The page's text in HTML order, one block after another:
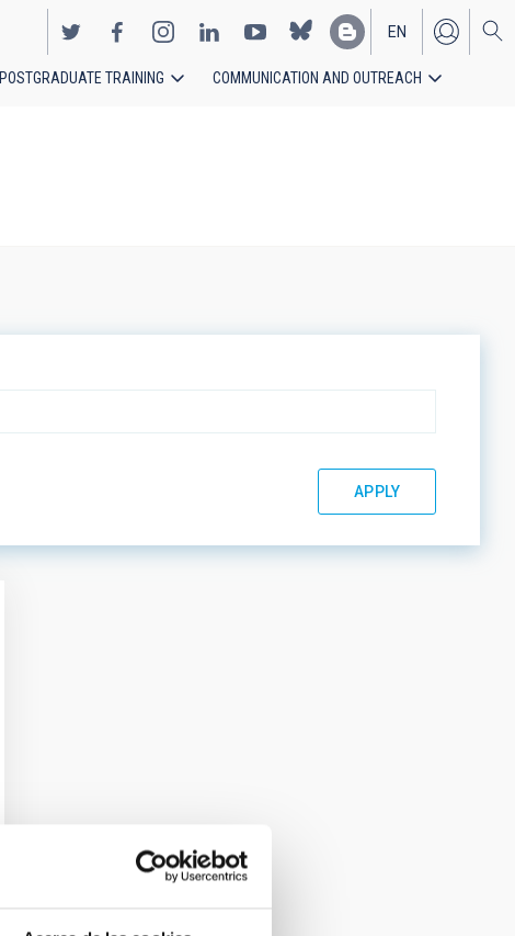
EN
ES
POSTGRADUATE TRAINING COMMUNICATION AND OUTREACH